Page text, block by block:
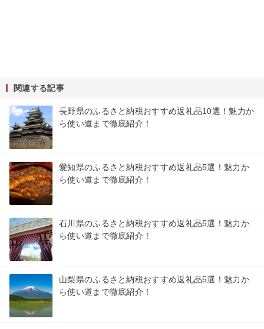
関連する記事
長野県のふるさと納税おすすめ返礼品10選！魅力か
ら使い道まで徹底紹介！
愛知県のふるさと納税おすすめ返礼品5選！魅力か
ら使い道まで徹底紹介！
石川県のふるさと納税おすすめ返礼品5選！魅力か
ら使い道まで徹底紹介！
山梨県のふるさと納税おすすめ返礼品5選！魅力か
ら使い道まで徹底紹介！